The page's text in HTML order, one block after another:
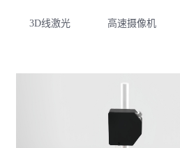
3D线激光 高速摄像机